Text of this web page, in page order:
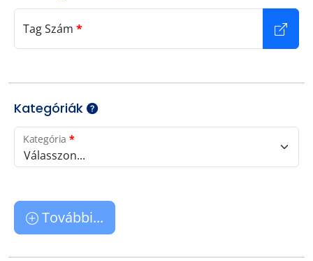
Tag Szám *
Kategóriák
Válasszon...
Kategória *
További...